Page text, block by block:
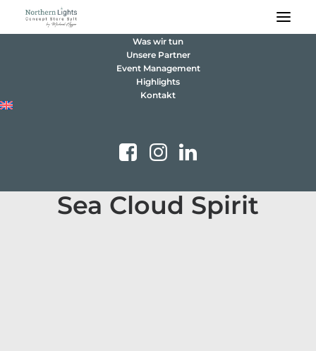
Was wir tun
Unsere Partner
Event Management
Highlights
Kontakt
Sea Cloud Spirit